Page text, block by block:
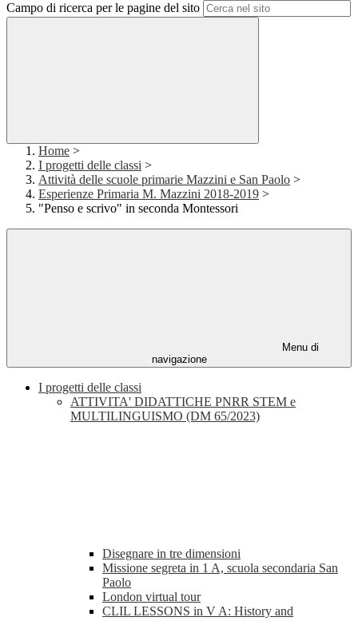
Campo di ricerca per le pagine del sito
Home >
I progetti delle classi >
Attività delle scuole primarie Mazzini e San Paolo >
Esperienze Primaria M. Mazzini 2018-2019 >
"Penso e scrivo" in seconda Montessori
Menu di
navigazione
I progetti delle classi
ATTIVITA' DIDATTICHE PNRR STEM e
MULTILINGUISMO (DM 65/2023)
Disegnare in tre dimensioni
Missione segreta in 1 A, scuola secondaria San
Paolo
London virtual tour
CLIL LESSONS in V A: History and